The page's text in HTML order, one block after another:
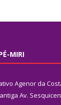
MIRI
Agenor da
Av.